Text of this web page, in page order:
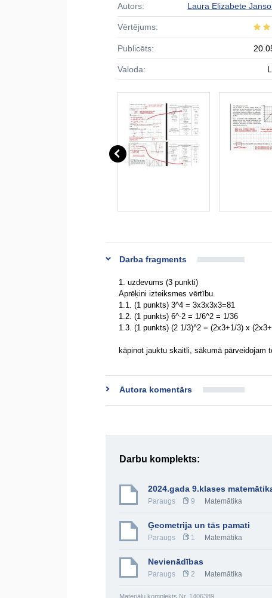
Autors: Laura Elizabete
Vērtējums:
Publicēts:
Valoda:
Darba fragments
1. uzdevums (3 punkti)
Aprēķini izteiksmes vērtību.
1.1. (1 punkts) 3^4 = 3x3x3x3=81
1.2. (1 punkts) 6^-2 = 1/6^2 = 1/36
1.3. (1 punkts) (2 1/3)^2 = (2x3+1/3) x
kāpinot jauktu skaitli, sākumā
Autora komentārs
Darbu komplekts:
2024.gada 9.klases
Paraugs 9 Matemātika
Ģeometrija un tās pamati
Paraugs 1 Matemātika
Nevienādības
Paraugs 2 Matemātika
Materiālu komplekts Nr. 1406389